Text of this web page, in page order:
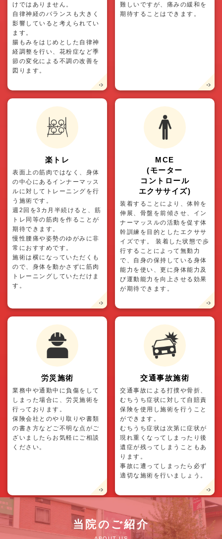
けではありません。
自律神経のバランスも大きく
影響していると考えられてい
ます。
腸もみをはじめとした自律神
経調整を行い、花粉症など季
節の変化による不調の改善を
図ります。
難しいですが、痛みの緩和を
期待することはできます。
楽トレ
表面上の筋肉ではなく、身体
の中心にあるインナーマッス
ルに対してトレーニングを行
う施術です。
週2回を3カ月半続けると、筋
トレ同等の筋肉を作ることが
期待できます。
慢性腰痛や姿勢のゆがみに非
常におすすめです。
施術は横になっていただくも
ので、身体を動かさずに筋肉
トレーニングしていただけま
す。
MCE
(モーター
コントロール
エクササイズ)
装着することにより、体幹を
伸展、骨盤を前傾させ、イン
ナーマッスルの活動を促す体
幹訓練を目的としたエクササ
イズです。 装着した状態で歩
行することによって無動力
で、自身の保持している身体
能力を使い、更に身体能力及
び運動能力を向上させる効果
が期待できます。
労災施術
業務中や通勤中に負傷をして
しまった場合に、労災施術を
行っております。
保険会社とのやり取りや書類
の書き方などご不明な点がご
ざいましたらお気軽にご相談
ください。
交通事故施術
交通事故による打撲や骨折、
むちうち症状に対して自賠責
保険を使用し施術を行うこと
ができます。
むちうち症状は次第に症状が
現れ重くなってしまったり後
遺症が残ってしまうこともあ
ります。
事故に遭ってしまったら必ず
適切な施術を行いましょう。
当院のご紹介